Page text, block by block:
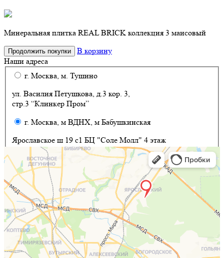
Минеральная плитка REAL BRICK коллекция 3 маисовый
Продолжить покупки
В корзину
Наши адреса
г. Москва, м. Тушино
ул. Василия Петушкова, д.3 кор. 3,
стр.3 “Клинкер Пром”
г. Москва, м ВДНХ, м Бабушкинская
Ярославское ш 19 с1 БЦ "Соле Молл" 4 этаж